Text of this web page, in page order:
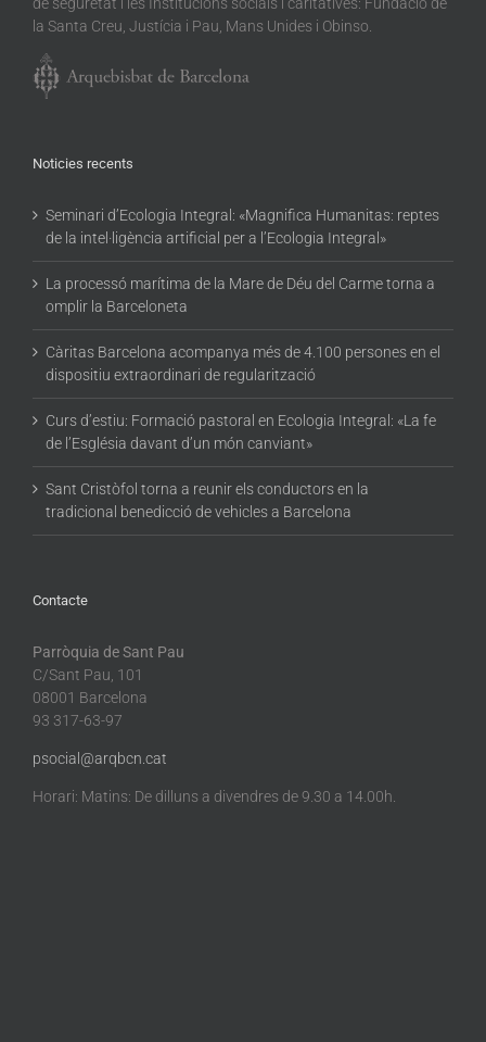
de seguretat i les Institucions socials i caritatives: Fundació de
la Santa Creu, Justícia i Pau, Mans Unides i Obinso.
Noticies recents
Seminari d’Ecologia Integral: «Magnifica Humanitas: reptes
de la intel·ligència artificial per a l’Ecologia Integral»
La processó marítima de la Mare de Déu del Carme torna a
omplir la Barceloneta
Càritas Barcelona acompanya més de 4.100 persones en el
dispositiu extraordinari de regularització
Curs d’estiu: Formació pastoral en Ecologia Integral: «La fe
de l’Església davant d’un món canviant»
Sant Cristòfol torna a reunir els conductors en la
tradicional benedicció de vehicles a Barcelona
Contacte
Parròquia de Sant Pau
C/Sant Pau, 101
08001 Barcelona
93 317-63-97
psocial@arqbcn.cat
Horari: Matins: De dilluns a divendres de 9.30 a 14.00h.